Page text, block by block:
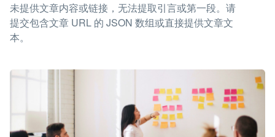
未提供文章内容或链接，无法提取引言或第一段。请
提交包含文章 URL 的 JSON 数组或直接提供文章文
本。